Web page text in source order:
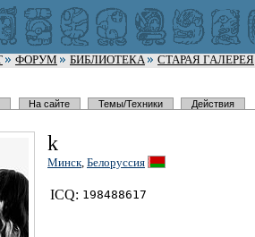
ФОРУМ БИБЛИОТЕКА
СТАРАЯ ГАЛЕРЕЯ
На сайте Темы/Техники Действия
k
Минск, Белоруссия
ICQ: 198488617